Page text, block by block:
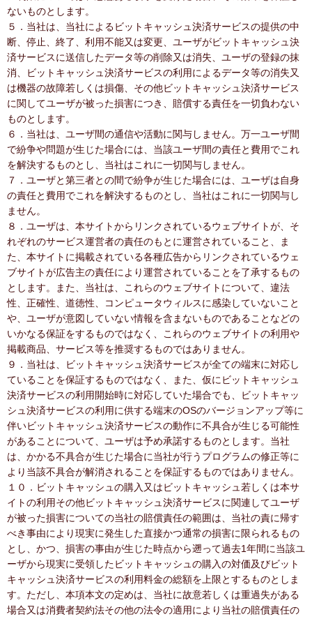
ないものとします。
５．当社は、当社によるビットキャッシュ決済サービスの提供の中
断、停止、終了、利用不能又は変更、ユーザがビットキャッシュ決
済サービスに送信したデータ等の削除又は消失、ユーザの登録の抹
消、ビットキャッシュ決済サービスの利用によるデータ等の消失又
は機器の故障若しくは損傷、その他ビットキャッシュ決済サービス
に関してユーザが被った損害につき、賠償する責任を一切負わない
ものとします。
６．当社は、ユーザ間の通信や活動に関与しません。万一ユーザ間
で紛争や問題が生じた場合には、当該ユーザ間の責任と費用でこれ
を解決するものとし、当社はこれに一切関与しません。
７．ユーザと第三者との間で紛争が生じた場合には、ユーザは自身
の責任と費用でこれを解決するものとし、当社はこれに一切関与し
ません。
８．ユーザは、本サイトからリンクされているウェブサイトが、そ
れぞれのサービス運営者の責任のもとに運営されていること、ま
た、本サイトに掲載されている各種広告からリンクされているウェ
ブサイトが広告主の責任により運営されていることを了承するもの
とします。また、当社は、これらのウェブサイトについて、違法
性、正確性、道徳性、コンピュータウィルスに感染していないこと
や、ユーザが意図していない情報を含まないものであることなどの
いかなる保証をするものではなく、これらのウェブサイトの利用や
掲載商品、サービス等を推奨するものではありません。
９．当社は、ビットキャッシュ決済サービスが全ての端末に対応し
ていることを保証するものではなく、また、仮にビットキャッシュ
決済サービスの利用開始時に対応していた場合でも、ビットキャッ
シュ決済サービスの利用に供する端末のOSのバージョンアップ等に
伴いビットキャッシュ決済サービスの動作に不具合が生じる可能性
があることについて、ユーザは予め承諾するものとします。当社
は、かかる不具合が生じた場合に当社が行うプログラムの修正等に
より当該不具合が解消されることを保証するものではありません。
１０．ビットキャッシュの購入又はビットキャッシュ若しくは本サ
イトの利用その他ビットキャッシュ決済サービスに関連してユーザ
が被った損害についての当社の賠償責任の範囲は、当社の責に帰す
べき事由により現実に発生した直接かつ通常の損害に限られるもの
とし、かつ、損害の事由が生じた時点から遡って過去1年間に当該ユ
ーザから現実に受領したビットキャッシュの購入の対価及びビット
キャッシュ決済サービスの利用料金の総額を上限とするものとしま
す。ただし、本項本文の定めは、当社に故意若しくは重過失がある
場合又は消費者契約法その他の法令の適用により当社の賠償責任の